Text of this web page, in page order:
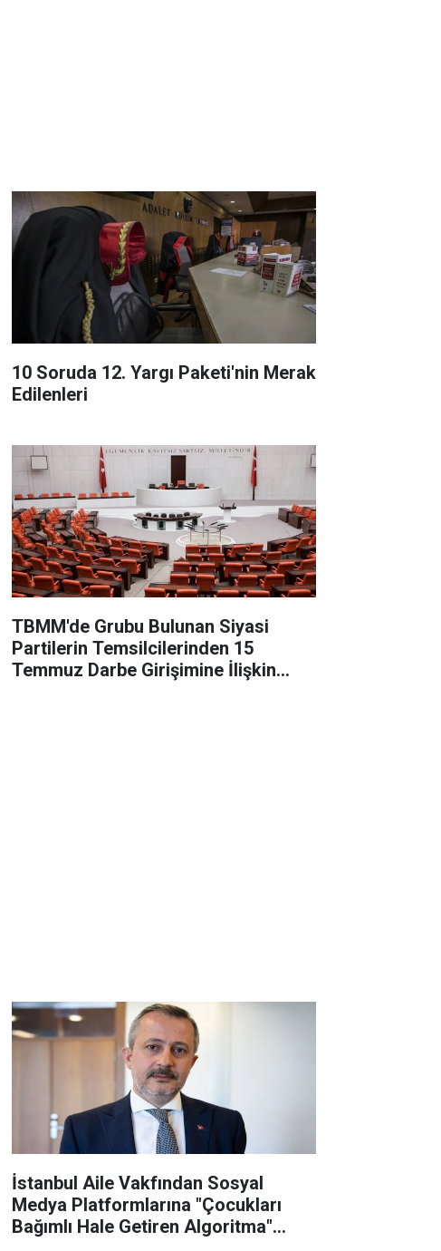
10 Soruda 12. Yargı Paketi'nin Merak
Edilenleri
TBMM'de Grubu Bulunan Siyasi
Partilerin Temsilcilerinden 15
Temmuz Darbe Girişimine İlişkin
İstanbul Aile Vakfından Sosyal
Medya Platformlarına "Çocukları
Bağımlı Hale Getiren Algoritma"